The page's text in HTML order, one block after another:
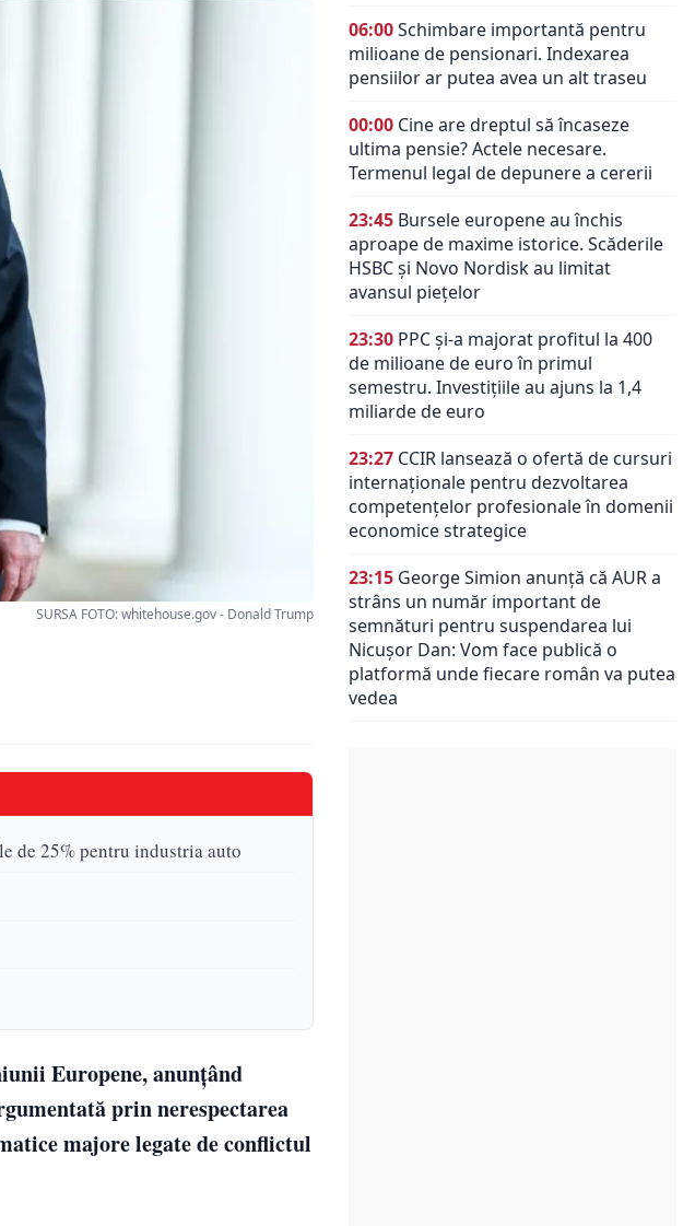
SURSA FOTO: whitehouse.gov - Donald Trump
de 25% pentru industria auto
Europene, anunțând
prin nerespectarea
majore legate de conflictul
06:00Schimbare importantă pentru
milioane de pensionari. Indexarea
pensiilor ar putea avea un alt traseu
00:00 Cine are dreptul să încaseze
ultima pensie? Actele necesare.
Termenul legal de depunere a cererii
23:45 Bursele europene au închis
aproape de maxime istorice. Scăderile
HSBC și Novo Nordisk au limitat
avansul piețelor
23:30 PPC și-a majorat profitul la 400
de milioane de euro în primul
semestru. Investițiile au ajuns la 1,4
miliarde de euro
23:27 CCIR lansează o ofertă de cursuri
internaționale pentru dezvoltarea
competențelor profesionale în domenii
economice strategice
23:15 George Simion anunță că AUR a
strâns un număr important de
semnături pentru suspendarea lui
Nicușor Dan: Vom face publică o
platformă unde fiecare român va putea
vedea